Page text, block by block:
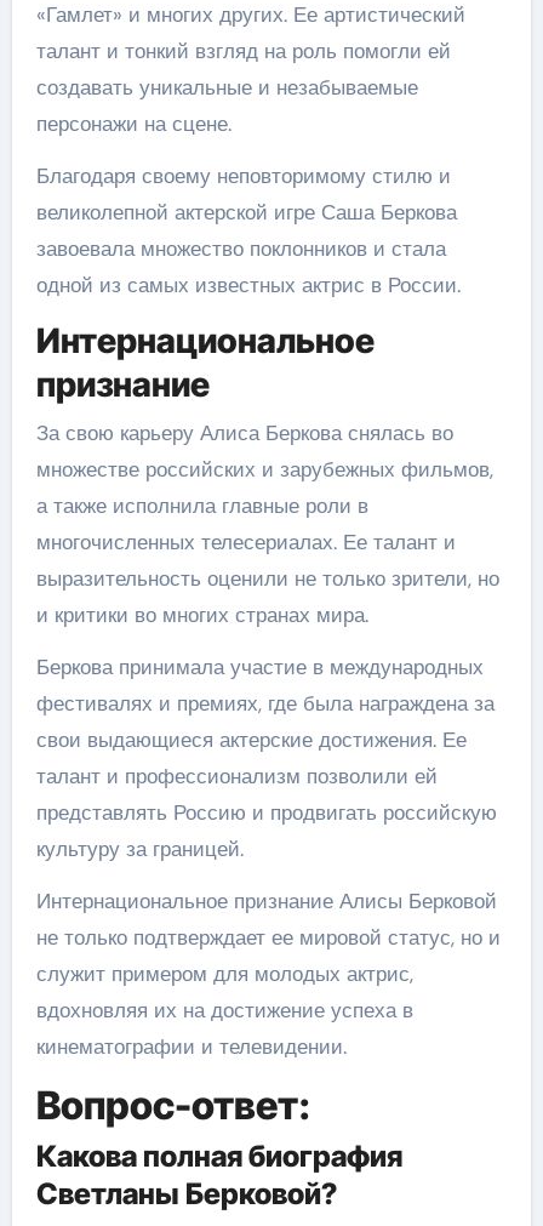
«Гамлет» и многих других. Ее артистический
талант и тонкий взгляд на роль помогли ей
создавать уникальные и незабываемые
персонажи на сцене.
Благодаря своему неповторимому стилю и
великолепной актерской игре Саша Беркова
завоевала множество поклонников и стала
одной из самых известных актрис в России.
Интернациональное
признание
За свою карьеру Алиса Беркова снялась во
множестве российских и зарубежных фильмов,
а также исполнила главные роли в
многочисленных телесериалах. Ее талант и
выразительность оценили не только зрители, но
и критики во многих странах мира.
Беркова принимала участие в международных
фестивалях и премиях, где была награждена за
свои выдающиеся актерские достижения. Ее
талант и профессионализм позволили ей
представлять Россию и продвигать российскую
культуру за границей.
Интернациональное признание Алисы Берковой
не только подтверждает ее мировой статус, но и
служит примером для молодых актрис,
вдохновляя их на достижение успеха в
кинематографии и телевидении.
Вопрос-ответ:
Какова полная биография
Светланы Берковой?